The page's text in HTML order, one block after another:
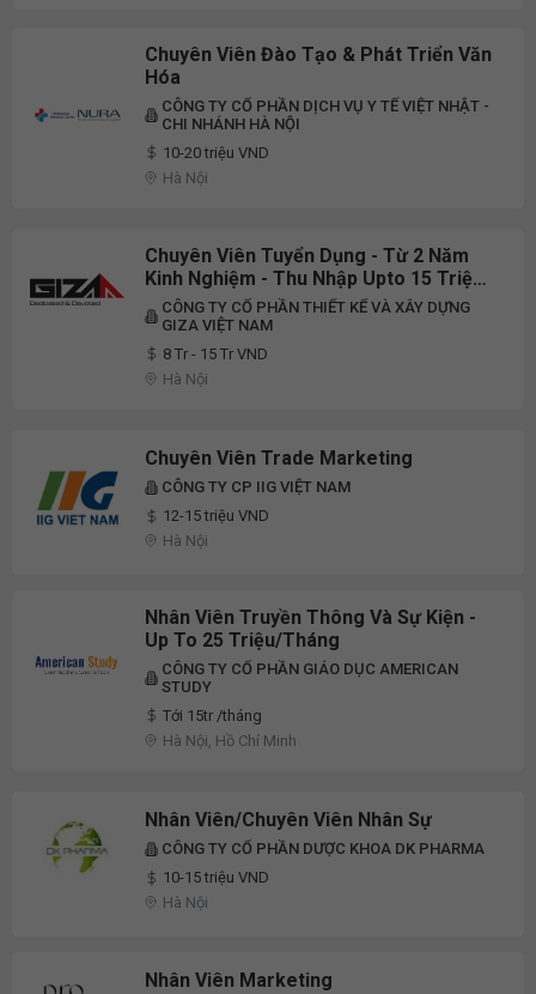
Chuyên Viên Đào Tạo & Phát Triển Văn
Hóa
CÔNG TY CỔ PHẦN DỊCH VỤ Y TẾ VIỆT NHẬT -
CHI NHÁNH HÀ NỘI
10-20 triệu VND
Hà Nội
Chuyên Viên Tuyển Dụng - Từ 2 Năm
Kinh Nghiệm - Thu Nhập Upto 15 Triệu -
Đi Làm Ngay
CÔNG TY CỔ PHẦN THIẾT KẾ VÀ XÂY DỰNG
GIZA VIỆT NAM
8 Tr - 15 Tr VND
Hà Nội
Chuyên Viên Trade Marketing
CÔNG TY CP IIG VIỆT NAM
12-15 triệu VND
Hà Nội
Nhân Viên Truyền Thông Và Sự Kiện -
Up To 25 Triệu/tháng
CÔNG TY CỔ PHẦN GIÁO DỤC AMERICAN
STUDY
Tới 15tr /tháng
Hà Nội, Hồ Chí Minh
Nhân Viên/Chuyên Viên Nhân Sự
CÔNG TY CỔ PHẦN DƯỢC KHOA DK PHARMA
10-15 triệu VND
Hà Nội
Nhân Viên Marketing